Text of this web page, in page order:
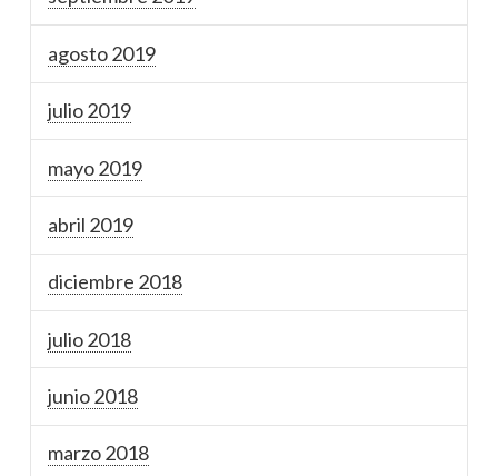
agosto 2019
julio 2019
mayo 2019
abril 2019
diciembre 2018
julio 2018
junio 2018
marzo 2018